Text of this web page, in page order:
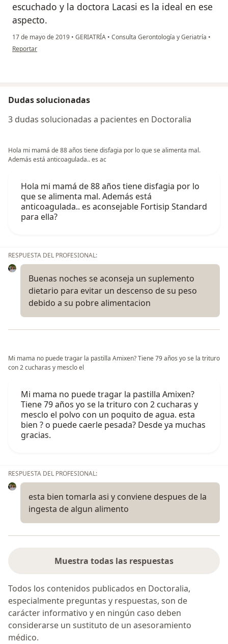
escuchado y la doctora Lacasi es la ideal en ese
aspecto.
17 de mayo de 2019 • GERIATRÍA • Consulta Gerontología y Geriatría •
en opinión del usuario Cuenta eliminada
Reportar
Dudas solucionadas
3 dudas solucionadas a pacientes en Doctoralia
Hola mi mamá de 88 años tiene disfagia por lo que se alimenta mal.
Además está anticoagulada.. es ac
Hola mi mamá de 88 años tiene disfagia por lo
que se alimenta mal. Además está
anticoagulada.. es aconsejable Fortisip Standard
para ella?
RESPUESTA DEL PROFESIONAL:
Buenas noches se aconseja un suplemento
dietario para evitar un descenso de su peso
debido a su pobre alimentacion
Mi mama no puede tragar la pastilla Amixen? Tiene 79 años yo se la trituro
con 2 cucharas y mesclo el
Mi mama no puede tragar la pastilla Amixen?
Tiene 79 años yo se la trituro con 2 cucharas y
mesclo el polvo con un poquito de agua. esta
bien ? o puede caerle pesada? Desde ya muchas
gracias.
RESPUESTA DEL PROFESIONAL:
esta bien tomarla asi y conviene despues de la
ingesta de algun alimento
Muestra todas las respuestas
Todos los contenidos publicados en Doctoralia,
especialmente preguntas y respuestas, son de
carácter informativo y en ningún caso deben
considerarse un sustituto de un asesoramiento
médico.